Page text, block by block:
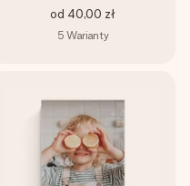
od 40,00 zł
5 Warianty